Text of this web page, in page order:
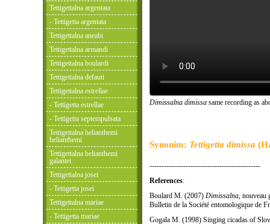
Dimissalna dimissa same recording as
Synonim: Tettigetta dimissa
----------------------------------------------
References:
Boulard M. (2007) Dimissalna, nouveau
Bulletin de la Société entomologique de
Gogala M. (1998) Singing cicadas of
Tettigettalna argentata
- Tettigetta argentata
Tettigettalna aneabi
Tettigettalna armandi
Tettigettalna boulardi
Tettigettalna defauti
Tettigettalna estrellae
- Tettigetta estrellae
- Tettigetta septempulsata
Tettigettalna helianthemi
helianthemi
Tettigettalna helianthemi
galantei
Tettigettalna josei
- Tettigetta josei
Tettigettalna mariae
- Tettigetta mariae